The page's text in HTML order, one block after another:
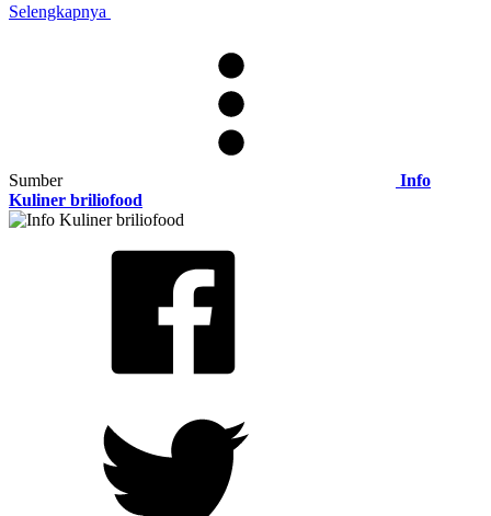
Selengkapnya
Sumber
Info
Kuliner briliofood